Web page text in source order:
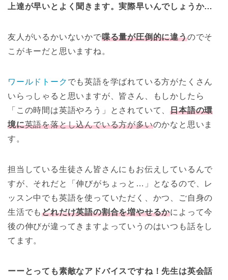
上達が早いとよく聞きます。実際早いんでしょうか…
友人がいるかいないかで喋る量が圧倒的に違うのでそ
こがキーだと思いますね。
ワールドトーク でも英語を学ばれている方がたくさん
いらっしゃると思いますが、皆さん、もしかしたら
「この時間は英語やろう」とされていて、日本語の環
境に英語を落とし込んでいる方が多いのかなと思いま
す。
担当している生徒さん皆さんにもお伝えしているんで
すが、それだと「伸びがちょっと…」となるので、レ
ッスン中でも英語を使っていただく、かつ、ご自身の
生活でもどれだけ英語の割合を増やせるかによって今
後の伸びが違ってきますよっていうのはいつも話をし
てます。
ーーとっても素敵なアドバイスですね！先生は英会話